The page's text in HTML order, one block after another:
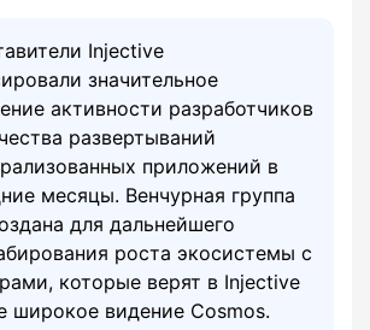
Injective
значительное
активности разработчиков
развертываний
приложений в
месяцы. Венчурная группа
для дальнейшего
роста экосистемы с
которые верят в Injective
широкое видение Cosmos.